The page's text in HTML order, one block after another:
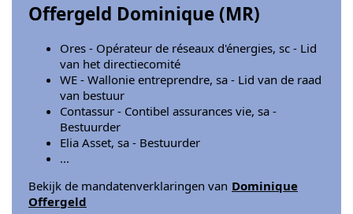
Offergeld Dominique (MR)
Ores - Opérateur de réseaux d'énergies, sc - Lid
van het directiecomité
WE - Wallonie entreprendre, sa - Lid van de raad
van bestuur
Contassur - Contibel assurances vie, sa -
Bestuurder
Elia Asset, sa - Bestuurder
...
Bekijk de mandatenverklaringen van Dominique
Offergeld